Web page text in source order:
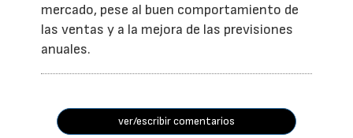
mercado, pese al buen comportamiento de
las ventas y a la mejora de las previsiones
anuales.
ver/escribir comentarios